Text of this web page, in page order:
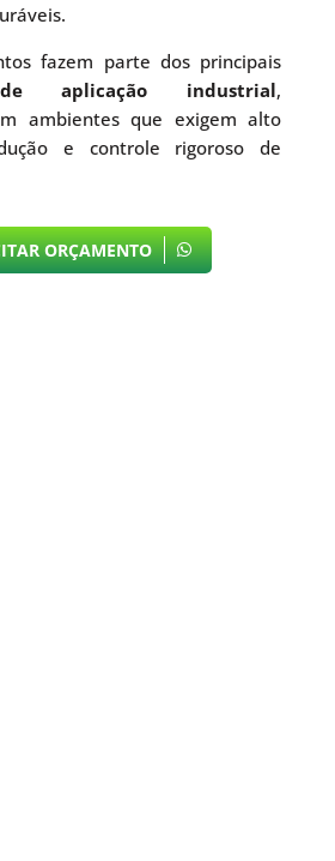
fazem parte dos principais
aplicação industrial,
ambientes que exigem alto
e controle rigoroso de
ORÇAMENTO